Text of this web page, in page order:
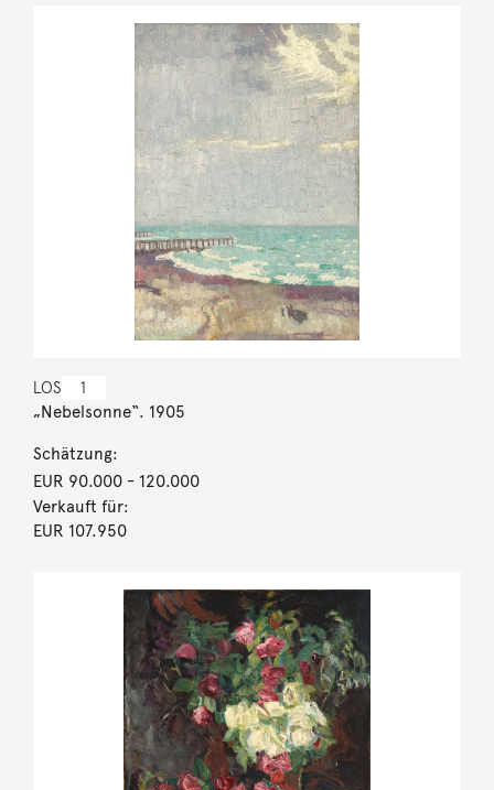
LOS 1
„Nebelsonne“. 1905
Schätzung:
EUR 90.000- 120.000
Verkauft für:
EUR 107.950